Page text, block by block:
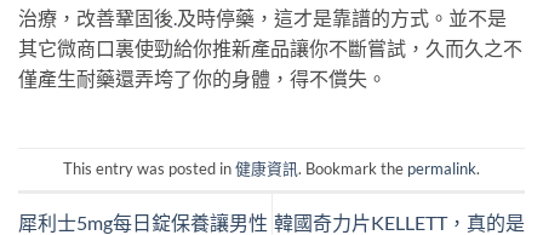
治療，改善鞏固後.及時停藥，這才是靠譜的方式。並不是
其它微商口裏使勁給你推新產品讓你不斷嘗試，久而久之不
僅產生耐藥還弄垮了你的身體，得不償失。
This entry was posted in健康資訊. Bookmark the permalink.
犀利士5mg每日錠保養讓男性 韓國奇力片KELLETT，真的是